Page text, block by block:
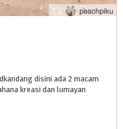
disini ada 2 macam
kreasi dan lumayan